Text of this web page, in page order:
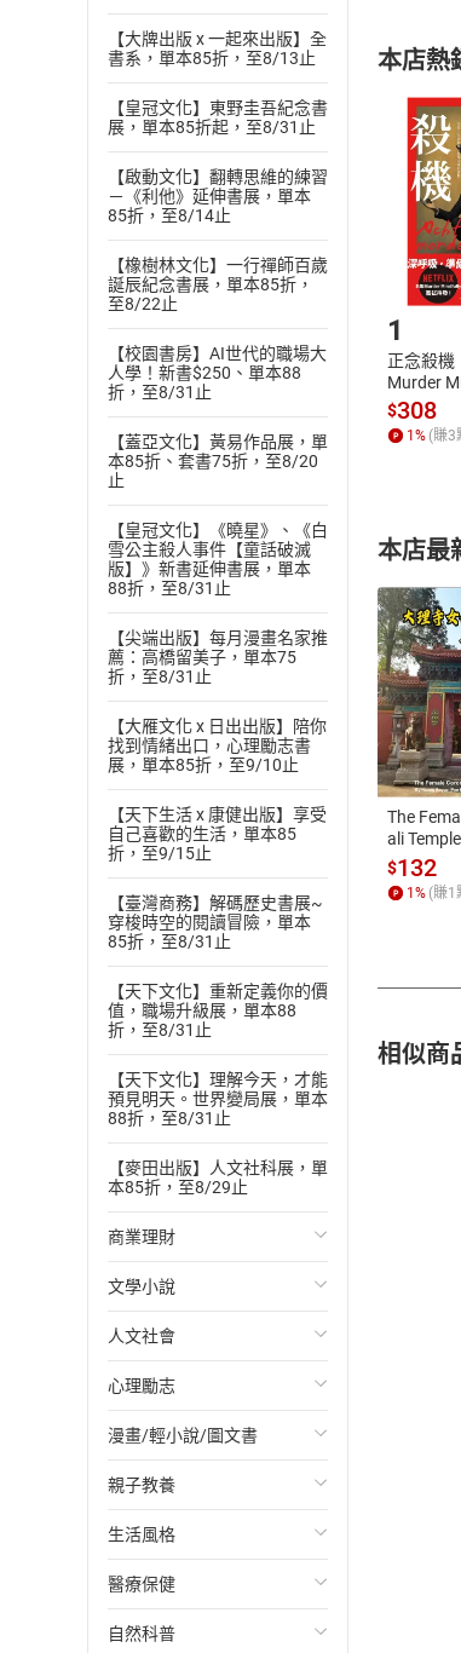
【大牌出版 x 一起來出版】全
書系，單本85折，至8/13止
【皇冠文化】東野圭吾紀念書
展，單本85折起，至8/31止
【啟動文化】翻轉思維的練習
－《利他》延伸書展，單本
85折，至8/14止
【橡樹林文化】一行禪師百歲
誕辰紀念書展，單本85折，
至8/22止
【校園書房】AI世代的職場大
人學！新書$250、單本88
折，至8/31止
【蓋亞文化】黃易作品展，單
本85折、套書75折，至8/20
止
【皇冠文化】《曉星》、《白
雪公主殺人事件【童話破滅
版】》新書延伸書展，單本
88折，至8/31止
【尖端出版】每月漫畫名家推
薦：高橋留美子，單本75
折，至8/31止
【大雁文化 x 日出出版】陪你
找到情緒出口，心理勵志書
展，單本85折，至9/10止
【天下生活 x 康健出版】享受
自己喜歡的生活，單本85
折，至9/15止
【臺灣商務】解碼歷史書展~
穿梭時空的閱讀冒險，單本
85折，至8/31止
【天下文化】重新定義你的價
值，職場升級展，單本88
折，至8/31止
【天下文化】理解今天，才能
預見明天。世界變局展，單本
88折，至8/31止
【麥田出版】人文社科展，單
本85折，至8/29止
商業理財
投資理財
經濟/趨勢
財務/金融
管理/領導
職場工作術
成功法
行銷/廣告
傳記
文學小說
歐美文學
日本文學
韓國文學
華文文學
經典文學
成長/家庭生活小說
懸疑/推理小說
人文社會
國際關係
政治
社會科學
台灣/中國歷史
日/韓歷史
其他歷史/史學
心理勵志
心靈成長/情緒
人際關係
兩性關係
心理學
漫畫/輕小說/圖文書
輕小說
奇幻/科幻
愛情故事
職場/社會寫實
親子教養
教育現場
兒童文學/故事
兒童科普/學習
生活風格
飲食/食譜
健身/美顏
醫療保健
健康/養生
自然科普
(二
且
退
貨
請
購
ATM
本店熱
1
正念殺機
Murder
發】【電
$308
1 % (賺3
本店最
The
ali
書】
$132
1% (賺1
相似商